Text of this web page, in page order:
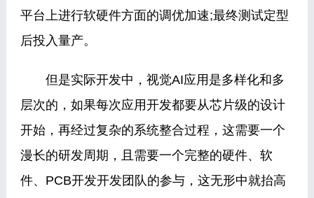
平台上进行软硬件方面的调优加速;最终测试定型
后投入量产。
但是实际开发中，视觉AI应用是多样化和多
层次的，如果每次应用开发都要从芯片级的设计
开始，再经过复杂的系统整合过程，这需要一个
漫长的研发周期，且需要一个完整的硬件、软
件、PCB开发开发团队的参与，这无形中就抬高